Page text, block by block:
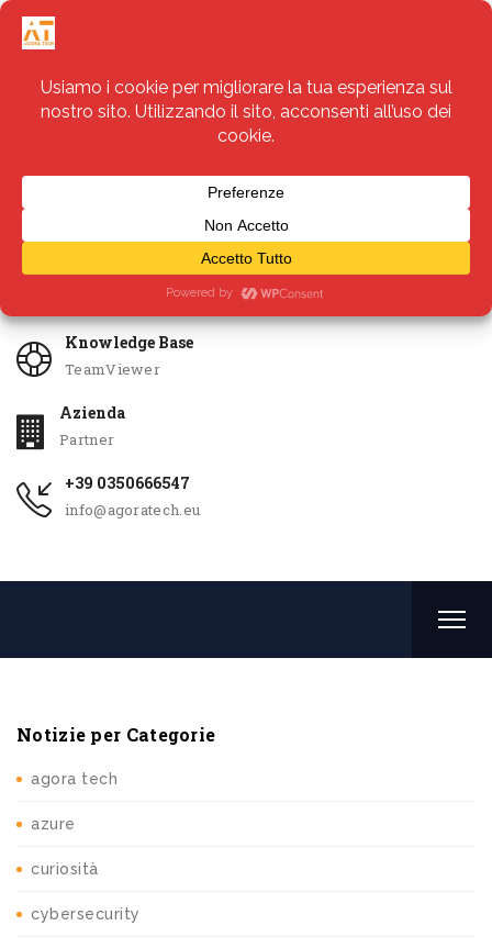
Servizi
Knowledge Base
TeamViewer
Azienda
Partner
+39 0350666547
info@agoratech.eu
Notizie per Categorie
agora tech
azure
curiosità
cybersecurity